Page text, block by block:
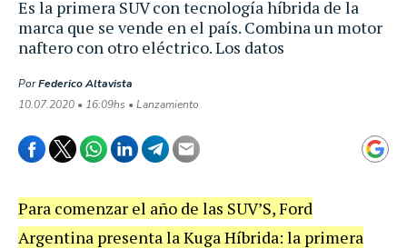
Es la primera SUV con tecnología híbrida de la
marca que se vende en el país. Combina un motor
naftero con otro eléctrico. Los datos
PorFederico Altavista
10.07.2020 • 16:09hs • Lanzamiento
Para comenzar el año de las SUV’S, Ford
Argentina presenta la Kuga Híbrida: la primera